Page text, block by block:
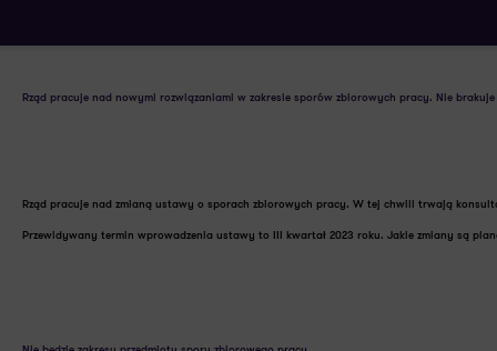
Rząd pracuje nad nowymi rozwiązaniami w zakresie sporów zbiorowych pracy. Nie
Rząd pracuje nad zmianą ustawy o sporach zbiorowych pracy. W tej chwili trwają
Przewidywany termin wprowadzenia ustawy to III kwartał 2023 roku. Jakie zmiany są